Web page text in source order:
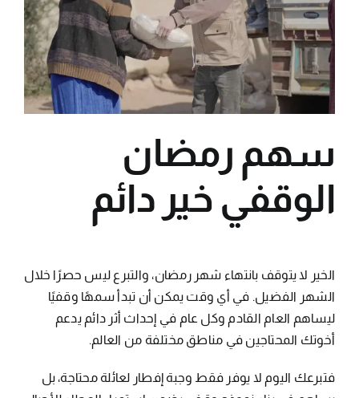
سهم رمضان
الوقفي خير دائم
الخير لا يتوقف بانتهاء شهر رمضان، والتبرع ليس حصرًا خلال
الشهر الفضيل. في أي وقت يمكن أن تبدأ سمهًا وقفيًا
ليساهم العام القادم وكل عام في إحداث أثر دائم يدعم
أخوتك المحتاجين في مناطق مختلفة من العالم.
فتبرعك اليوم لا يوفر فقط وجبة إفطار لعائلة محتاجة، بل